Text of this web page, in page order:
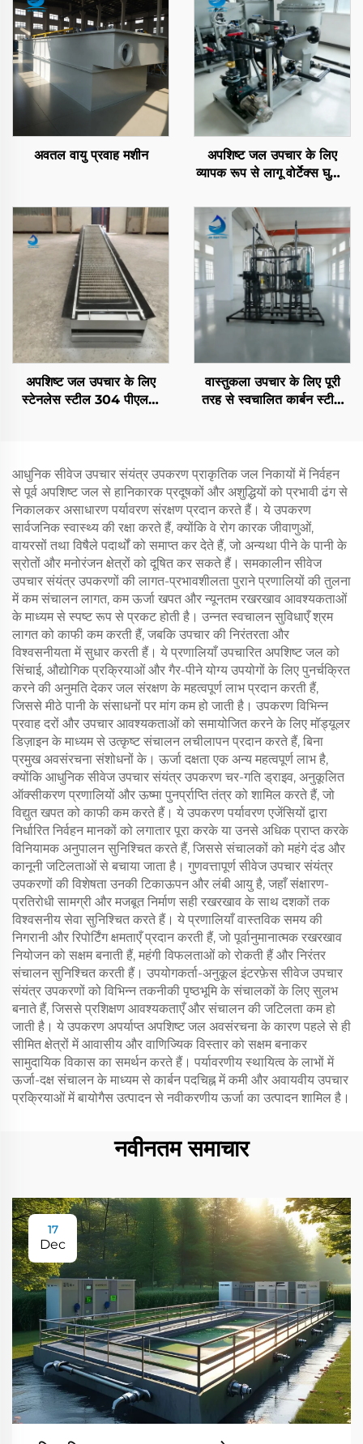
अवतल वायु प्रवाह मशीन
अपशिष्ट जल उपचार के लिए
व्यापक रूप से लागू वोर्टेक्स घुलित
अपशिष्ट जल उपचार के लिए
स्टेनलेस स्टील 304 पीएलसी
वास्तुकला उपचार के लिए पूरी
तरह से स्वचालित कार्बन स्टील
आधुनिक सीवेज उपचार संयंत्र उपकरण प्राकृतिक जल निकायों में निर्वहन
से पूर्व अपशिष्ट जल से हानिकारक प्रदूषकों और अशुद्धियों को प्रभावी ढंग से
निकालकर असाधारण पर्यावरण संरक्षण प्रदान करते हैं। ये उपकरण
सार्वजनिक स्वास्थ्य की रक्षा करते हैं, क्योंकि वे रोग कारक जीवाणुओं,
वायरसों तथा विषैले पदार्थों को समाप्त कर देते हैं, जो अन्यथा पीने के पानी के
स्रोतों और मनोरंजन क्षेत्रों को दूषित कर सकते हैं। समकालीन सीवेज
उपचार संयंत्र उपकरणों की लागत-प्रभावशीलता पुराने प्रणालियों की तुलना
में कम संचालन लागत, कम ऊर्जा खपत और न्यूनतम रखरखाव आवश्यकताओं
के माध्यम से स्पष्ट रूप से प्रकट होती है। उन्नत स्वचालन सुविधाएँ श्रम
लागत को काफी कम करती हैं, जबकि उपचार की निरंतरता और
विश्वसनीयता में सुधार करती हैं। ये प्रणालियाँ उपचारित अपशिष्ट जल को
सिंचाई, औद्योगिक प्रक्रियाओं और गैर-पीने योग्य उपयोगों के लिए पुनर्चक्रित
करने की अनुमति देकर जल संरक्षण के महत्वपूर्ण लाभ प्रदान करती हैं,
जिससे मीठे पानी के संसाधनों पर मांग कम हो जाती है। उपकरण विभिन्न
प्रवाह दरों और उपचार आवश्यकताओं को समायोजित करने के लिए मॉड्यूलर
डिज़ाइन के माध्यम से उत्कृष्ट संचालन लचीलापन प्रदान करते हैं, बिना
प्रमुख अवसंरचना संशोधनों के। ऊर्जा दक्षता एक अन्य महत्वपूर्ण लाभ है,
क्योंकि आधुनिक सीवेज उपचार संयंत्र उपकरण चर-गति ड्राइव, अनुकूलित
ऑक्सीकरण प्रणालियों और ऊष्मा पुनर्प्राप्ति तंत्र को शामिल करते हैं, जो
विद्युत खपत को काफी कम करते हैं। ये उपकरण पर्यावरण एजेंसियों द्वारा
निर्धारित निर्वहन मानकों को लगातार पूरा करके या उनसे अधिक प्राप्त करके
विनियामक अनुपालन सुनिश्चित करते हैं, जिससे संचालकों को महंगे दंड और
कानूनी जटिलताओं से बचाया जाता है। गुणवत्तापूर्ण सीवेज उपचार संयंत्र
उपकरणों की विशेषता उनकी टिकाऊपन और लंबी आयु है, जहाँ संक्षारण-
प्रतिरोधी सामग्री और मजबूत निर्माण सही रखरखाव के साथ दशकों तक
विश्वसनीय सेवा सुनिश्चित करते हैं। ये प्रणालियाँ वास्तविक समय की
निगरानी और रिपोर्टिंग क्षमताएँ प्रदान करती हैं, जो पूर्वानुमानात्मक रखरखाव
नियोजन को सक्षम बनाती हैं, महंगी विफलताओं को रोकती हैं और निरंतर
संचालन सुनिश्चित करती हैं। उपयोगकर्ता-अनुकूल इंटरफ़ेस सीवेज उपचार
संयंत्र उपकरणों को विभिन्न तकनीकी पृष्ठभूमि के संचालकों के लिए सुलभ
बनाते हैं, जिससे प्रशिक्षण आवश्यकताएँ और संचालन की जटिलता कम हो
जाती है। ये उपकरण अपर्याप्त अपशिष्ट जल अवसंरचना के कारण पहले से ही
सीमित क्षेत्रों में आवासीय और वाणिज्यिक विस्तार को सक्षम बनाकर
सामुदायिक विकास का समर्थन करते हैं। पर्यावरणीय स्थायित्व के लाभों में
ऊर्जा-दक्ष संचालन के माध्यम से कार्बन पदचिह्न में कमी और अवायवीय उपचार
प्रक्रियाओं में बायोगैस उत्पादन से नवीकरणीय ऊर्जा का उत्पादन शामिल है।
नवीनतम समाचार
17
Dec